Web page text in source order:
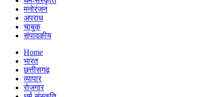
मनोरंजन
अपराध
चाबुक
संपादकीय
Menu
Home
भारत
छत्तीसगढ़
व्यापार
रोजगार